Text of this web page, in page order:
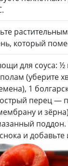
который
для соуса:
(уберите
1
перец —
и
поддон.
и